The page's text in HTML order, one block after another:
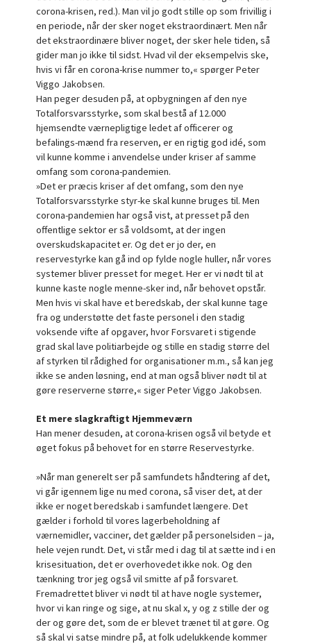
corona-krisen, red.). Man vil jo godt stille op som frivillig i
en periode, når der sker noget ekstraordinært. Men når
det ekstraordinære bliver noget, der sker hele tiden, så
gider man jo ikke til sidst. Hvad vil der eksempelvis ske,
hvis vi får en corona-krise nummer to,« spørger Peter
Viggo Jakobsen.
Han peger desuden på, at opbygningen af den nye
Totalforsvarsstyrke, som skal bestå af 12.000
hjemsendte værnepligtige ledet af officerer og
befalings-mænd fra reserven, er en rigtig god idé, som
vil kunne komme i anvendelse under kriser af samme
omfang som corona-pandemien.
»Det er præcis kriser af det omfang, som den nye
Totalforsvarsstyrke styr-ke skal kunne bruges til. Men
corona-pandemien har også vist, at presset på den
offentlige sektor er så voldsomt, at der ingen
overskudskapacitet er. Og det er jo der, en
reservestyrke kan gå ind op fylde nogle huller, når vores
systemer bliver presset for meget. Her er vi nødt til at
kunne kaste nogle menne-sker ind, når behovet opstår.
Men hvis vi skal have et beredskab, der skal kunne tage
fra og understøtte det faste personel i den stadig
voksende vifte af opgaver, hvor Forsvaret i stigende
grad skal lave politiarbejde og stille en stadig større del
af styrken til rådighed for organisationer m.m., så kan jeg
ikke se anden løsning, end at man også bliver nødt til at
gøre reserverne større,« siger Peter Viggo Jakobsen.
Et mere slagkraftigt Hjemmeværn
Han mener desuden, at corona-krisen også vil betyde et
øget fokus på behovet for en større Reservestyrke.
»Når man generelt ser på samfundets håndtering af det,
vi går igennem lige nu med corona, så viser det, at der
ikke er noget beredskab i samfundet længere. Det
gælder i forhold til vores lagerbeholdning af
værnemidler, vacciner, det gælder på personelsiden – ja,
hele vejen rundt. Det, vi står med i dag til at sætte ind i en
krisesituation, det er overhovedet ikke nok. Og den
tænkning tror jeg også vil smitte af på forsvaret.
Fremadrettet bliver vi nødt til at have nogle systemer,
hvor vi kan ringe og sige, at nu skal x, y og z stille der og
der og gøre det, som de er blevet trænet til at gøre. Og
så skal vi satse mindre på, at folk udelukkende kommer